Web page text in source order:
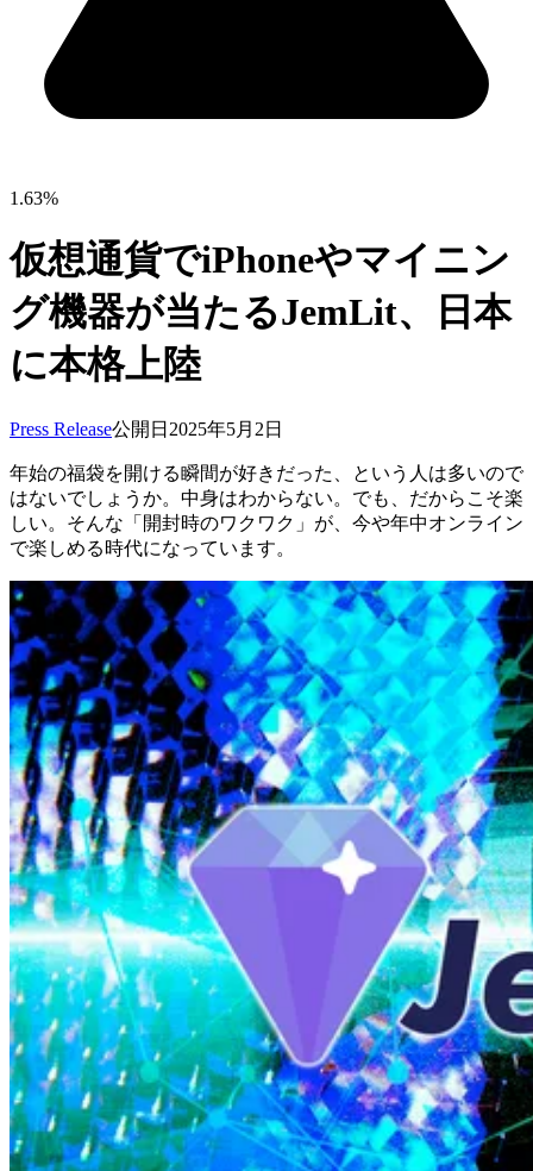
1.63%
仮想通貨でiPhoneやマイニン
グ機器が当たるJemLit、日本
に本格上陸
Press Release公開日 2025年5月2日
年始の福袋を開ける瞬間が好きだった、という人は多いので
はないでしょうか。中身はわからない。でも、だからこそ楽
しい。そんな「開封時のワクワク」が、今や年中オンライン
で楽しめる時代になっています。